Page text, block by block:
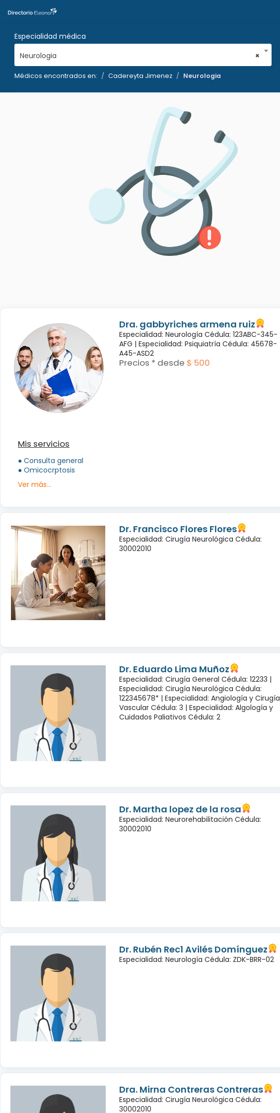
Especialidad médica
×
Neurologia
Médicos encontrados en: Cadereyta Jimenez Neurologia
Dra. gabbyriches armena ruiz
Especialidad: Neurología Cédula: 123ABC-345-
AFG | Especialidad: Psiquiatría Cédula: 45678-
A45-ASD2
Precios * desde $ 500
Mis servicios
● Consulta general
● Omicocrptosis
Ver más...
Dr. Francisco Flores Flores
Especialidad: Cirugía Neurológica Cédula:
30002010
Dr. Eduardo Lima Muñoz
Especialidad: Cirugía General Cédula: 12233 |
Especialidad: Cirugía Neurológica Cédula:
122345678* | Especialidad: Angiología y Cirugía
Vascular Cédula: 3 | Especialidad: Algología y
Cuidados Paliativos Cédula: 2
Dr. Martha lopez de la rosa
Especialidad: Neurorehabilitación Cédula:
30002010
Dr. Rubén Rec1 Avilés Domínguez
Especialidad: Neurología Cédula: ZDK-BRR-02
Dra. Mirna Contreras Contreras
Especialidad: Cirugía Neurológica Cédula:
30002010